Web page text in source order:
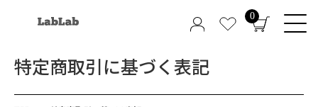
0
特定商取引に基づく表記